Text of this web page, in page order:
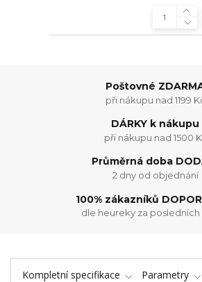
Poštovné
při nákupu nad 1199
DÁRKY k nákupu
při nákupu nad 1500
Průměrná doba
2 dny od objednání
100% zákazníků
dle heureky za posledních
Kompletní specifikace
Parametry